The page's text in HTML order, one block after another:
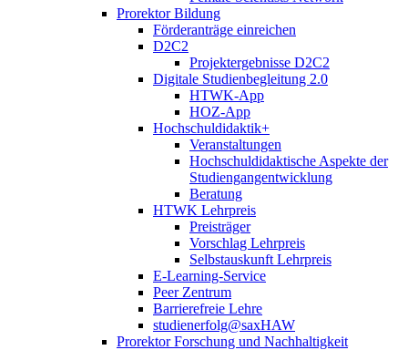
Prorektor Bildung
Förderanträge einreichen
D2C2
Projektergebnisse D2C2
Digitale Studienbegleitung 2.0
HTWK-App
HOZ-App
Hochschuldidaktik+
Veranstaltungen
Hochschuldidaktische Aspekte der
Studiengangentwicklung
Beratung
HTWK Lehrpreis
Preisträger
Vorschlag Lehrpreis
Selbstauskunft Lehrpreis
E-Learning-Service
Peer Zentrum
Barrierefreie Lehre
studienerfolg@saxHAW
Prorektor Forschung und Nachhaltigkeit